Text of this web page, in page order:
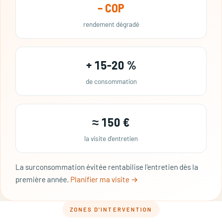
– COP
rendement dégradé
+ 15-20 %
de consommation
≈ 150 €
la visite d'entretien
La surconsommation évitée rentabilise l'entretien dès la
première année. Planifier ma visite →
ZONES D'INTERVENTION